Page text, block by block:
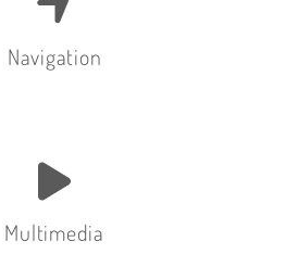
Navigation
Multimedia